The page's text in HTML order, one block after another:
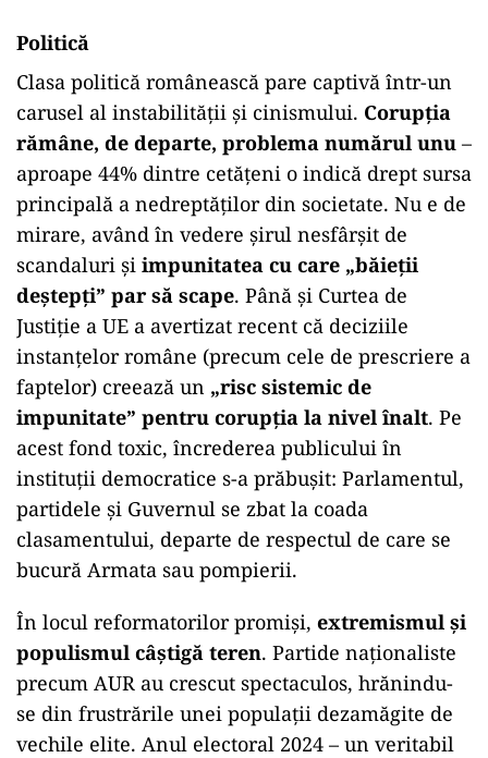
Politică
Clasa politică românească pare captivă într-un
carusel al instabilității și cinismului. Corupția
rămâne, de departe, problema numărul unu –
aproape 44% dintre cetățeni o indică drept sursa
principală a nedreptăților din societate. Nu e de
mirare, având în vedere șirul nesfârșit de
scandaluri și impunitatea cu care „băieții
deștepți” par să scape. Până și Curtea de
Justiție a UE a avertizat recent că deciziile
instanțelor române (precum cele de prescriere a
faptelor) creează un „risc sistemic de
impunitate” pentru corupția la nivel înalt. Pe
acest fond toxic, încrederea publicului în
instituții democratice s-a prăbușit: Parlamentul,
partidele și Guvernul se zbat la coada
clasamentului, departe de respectul de care se
bucură Armata sau pompierii.
În locul reformatorilor promiși, extremismul și
populismul câștigă teren. Partide naționaliste
precum AUR au crescut spectaculos, hrănindu-
se din frustrările unei populații dezamăgite de
vechile elite. Anul electoral 2024 – un veritabil